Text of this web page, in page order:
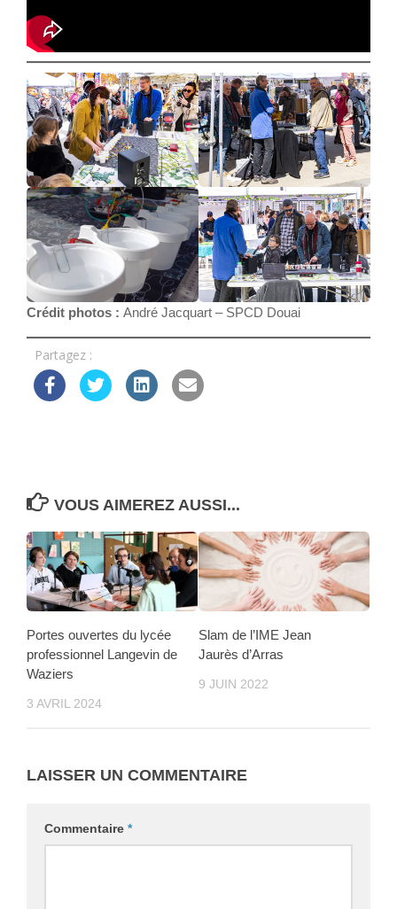
Crédit photos : André Jacquart – SPCD Douai
Partagez :
VOUS AIMEREZ AUSSI...
Portes ouvertes du lycée
professionnel Langevin de
Waziers
3 AVRIL 2024
Slam de l’IME Jean
Jaurès d’Arras
9 JUIN 2022
LAISSER UN COMMENTAIRE
Commentaire *